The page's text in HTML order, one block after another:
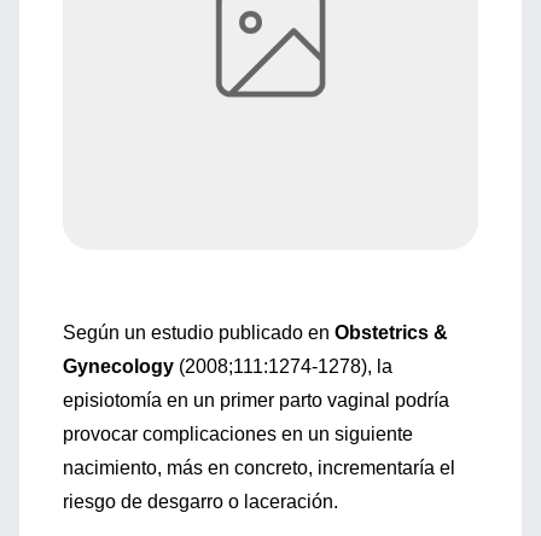
Según un estudio publicado en Obstetrics &
Gynecology (2008;111:1274-1278), la
episiotomía en un primer parto vaginal podría
provocar complicaciones en un siguiente
nacimiento, más en concreto, incrementaría el
riesgo de desgarro o laceración.